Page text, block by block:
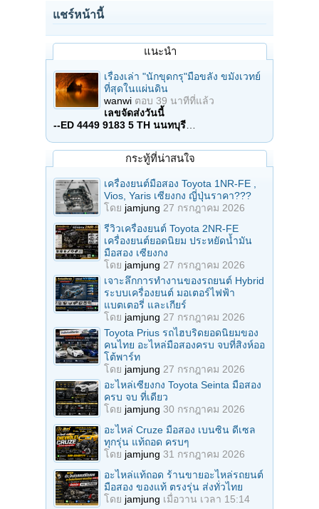
แชร์หน้านี้
แนะนำ
เรื่องเล่า "นักขุดกรุ"มือขลัง ขมังเวทย์
ที่สุดในแผ่นดิน
wanwi ตอบ 39 นาทีที่แล้ว
เลขจัดส่งวันนี้
--ED 4449 9183 5 TH นนทบุรี
กระทู้ที่น่าสนใจ
เครื่องยนต์มือสอง Toyota 1NR-FE ,
Vios, Yaris เซียงกง ญี่ปุ่นราคา???
โดย jamjung 27 กรกฎาคม 2026
รีวิวเครื่องยนต์ Toyota 2NR-FE
เครื่องยนต์ยอดนิยม ประหยัดน้ำมัน
มือสอง เซียงกง
โดย jamjung 27 กรกฎาคม 2026
เจาะลึกการทำงานของรถยนต์ Hybrid
ระบบเครื่องยนต์ มอเตอร์ไฟฟ้า
แบตเตอรี่ และเกียร์
โดย jamjung 27 กรกฎาคม 2026
Toyota Prius รถไฮบริดยอดนิยมของ
คนไทย อะไหล่มือสองครบ จบที่สิงห์ออ
โต้พาร์ท
โดย jamjung 27 กรกฎาคม 2026
อะไหล่เซียงกง Toyota Seinta มือสอง
ครบ จบ ที่เดียว
โดย jamjung 30 กรกฎาคม 2026
อะไหล่ Cruze มือสอง เบนซิน ดีเซล
ทุกรุ่น แท้ถอด ครบๆ
โดย jamjung 31 กรกฎาคม 2026
อะไหล่แท้ถอด ร้านขายอะไหล่รถยนต์
มือสอง ของแท้ ตรงรุ่น ส่งทั่วไทย
โดย jamjung เมื่อวาน เวลา 15:14